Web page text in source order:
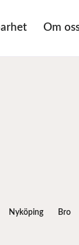
Om
Nyköping Bro